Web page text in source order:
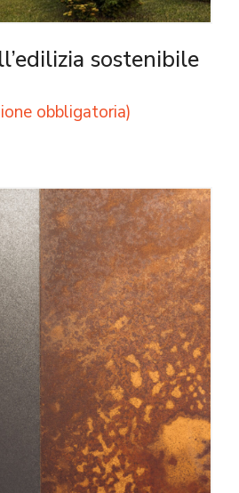
sostenibile
obbligatoria)